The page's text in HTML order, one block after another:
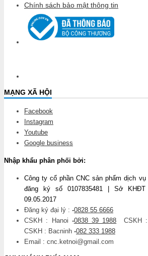
Chính sách bảo mật thông tin
MẠNG XÃ HỘI
Facebook
Instagram
Youtube
Google business
Nhập khẩu phân phối bởi:
Công ty cổ phần CNC sản phẩm dịch
đăng ký số 0107835481 | Sở
09.05.2017
Đăng ký đại lý : -0828 55 6666
CSKH : Hanoi -0838 39 1988 CSKH :
CSKH : Bacninh -082 333 1988
Email : cnc.ketnoi@gmail.com